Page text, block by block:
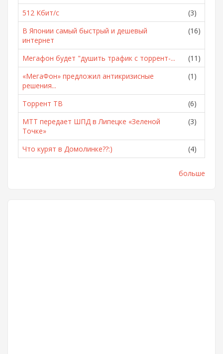
512 Кбит/с
(3)
В Японии самый быстрый и дешевый
интернет
(16)
Мегафон будет "душить трафик с торрент-...
(11)
«МегаФон» предложил антикризисные
решения...
(1)
Торрент ТВ
(6)
МТТ передает ШПД в Липецке «Зеленой
Точке»
(3)
Что курят в Домолинке??:) (4)
больше